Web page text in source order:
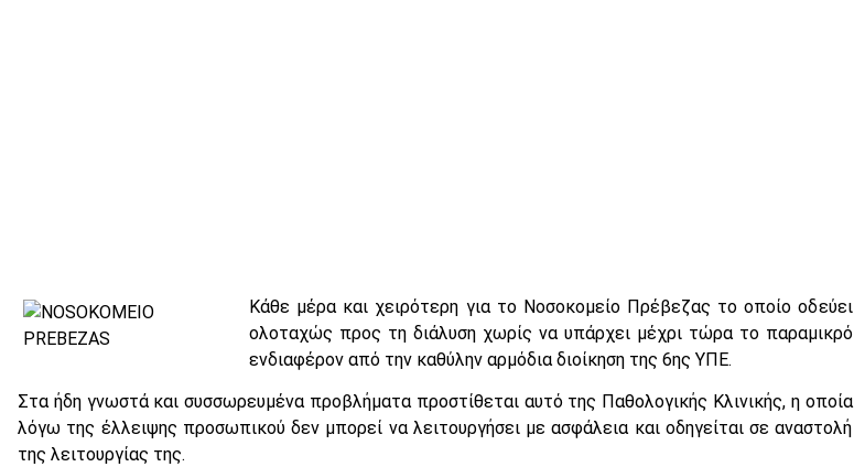
Κάθε μέρα και χειρότερη για το Νοσοκομείο Πρέβεζας το οποίο οδεύει
ολοταχώς προς τη διάλυση χωρίς να υπάρχει μέχρι τώρα το παραμικρό
ενδιαφέρον από την καθύλην αρμόδια διοίκηση της 6ης ΥΠΕ.
Στα ήδη γνωστά και συσσωρευμένα προβλήματα προστίθεται αυτό της Παθολογικής Κλινικής, η οποία
λόγω της έλλειψης προσωπικού δεν μπορεί να λειτουργήσει με ασφάλεια και οδηγείται σε αναστολή
της λειτουργίας της.